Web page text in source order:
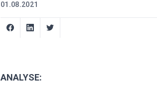
01.08.2021
ANALYSE: